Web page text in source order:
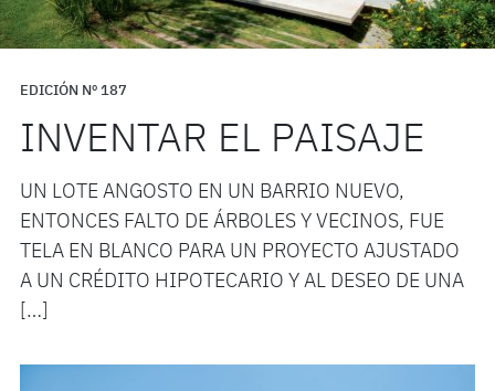
EDICIÓN Nº 187
INVENTAR EL PAISAJE
UN LOTE ANGOSTO EN UN BARRIO NUEVO,
ENTONCES FALTO DE ÁRBOLES Y VECINOS, FUE
TELA EN BLANCO PARA UN PROYECTO AJUSTADO
A UN CRÉDITO HIPOTECARIO Y AL DESEO DE UNA
[…]